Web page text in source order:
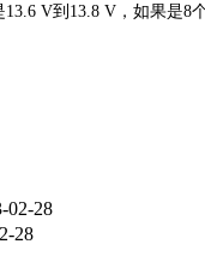
V到13.8 V，如果是
02-28
28